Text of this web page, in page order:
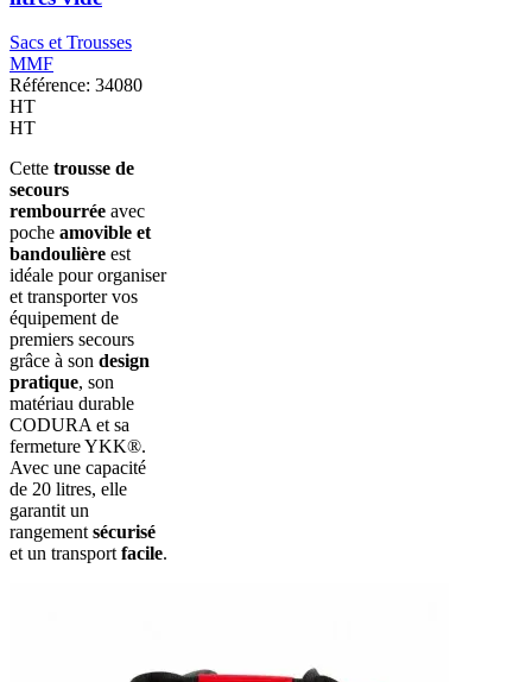
Sacs et Trousses
MMF
Référence: 34080
HT
HT
Cette trousse de
secours
rembourrée avec
poche amovible et
bandoulière est
idéale pour organiser
et transporter vos
équipement de
premiers secours
grâce à son design
pratique, son
matériau durable
CODURA et sa
fermeture YKK®.
Avec une capacité
de 20 litres, elle
garantit un
rangement sécurisé
et un transport facile.